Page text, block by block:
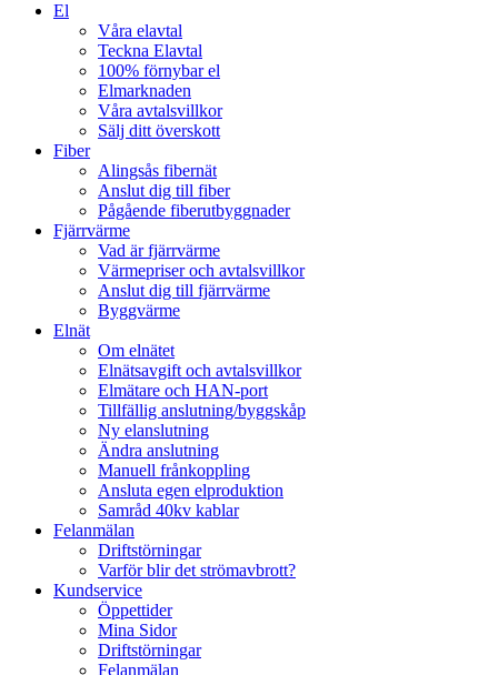
El
Våra elavtal
Teckna Elavtal
100% förnybar el
Elmarknaden
Våra avtalsvillkor
Sälj ditt överskott
Fiber
Alingsås fibernät
Anslut dig till fiber
Pågående fiberutbyggnader
Fjärrvärme
Vad är fjärrvärme
Värmepriser och avtalsvillkor
Anslut dig till fjärrvärme
Byggvärme
Elnät
Om elnätet
Elnätsavgift och avtalsvillkor
Elmätare och HAN-port
Tillfällig anslutning/byggskåp
Ny elanslutning
Ändra anslutning
Manuell frånkoppling
Ansluta egen elproduktion
Samråd 40kv kablar
Felanmälan
Driftstörningar
Varför blir det strömavbrott?
Kundservice
Öppettider
Mina Sidor
Driftstörningar
Felanmälan